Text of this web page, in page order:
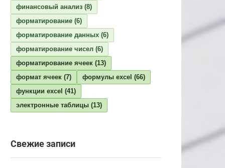
финансовый анализ (8)
форматирование (6)
форматирование данных (6)
форматирование чисел (6)
форматирование ячеек (13)
формат ячеек (7) формулы excel (66)
функции excel (41)
электронные таблицы (13)
Свежие записи